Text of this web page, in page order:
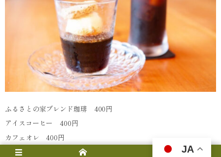
ふるさとの家ブレンド珈琲 400円
アイスコーヒー 400円
カフェオレ 400円
JA